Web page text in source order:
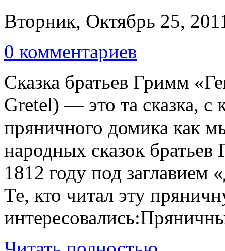
Вторник, Октябрь 25,
0 комментариев
Сказка братьев Гримм
Gretel) — это та сказка, с
пряничного домика как
народных сказок
1812 году под
Те, кто читал эту